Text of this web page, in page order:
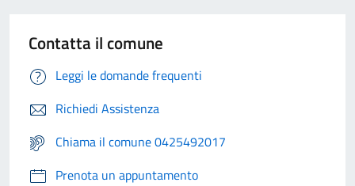
Contatta il comune
Leggi le domande frequenti
Richiedi Assistenza
Chiama il comune 0425492017
Prenota un appuntamento